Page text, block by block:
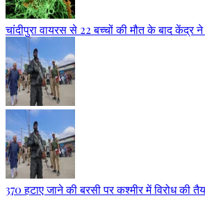
चांदीपुरा वायरस से 22 बच्चों की मौत के बाद केंद्र ने
370 हटाए जाने की बरसी पर कश्मीर में विरोध की